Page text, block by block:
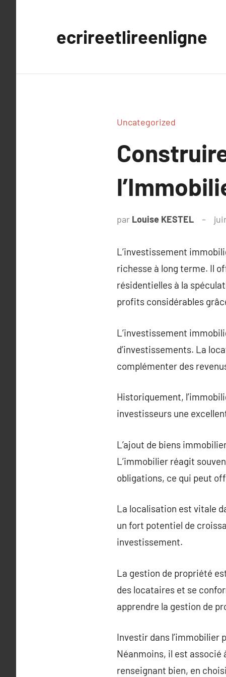
ecrireetlireenligne
Uncategorized
par Louise KESTEL
L’investissement
richesse à long terme. Il
résidentielles à la
profits considérables
L’investissement
d’investissements. La
complémenter des
Historiquement,
investisseurs une
L’ajout de biens
L’immobilier réagit
obligations, ce qui peut
La localisation est vitale
un fort potentiel de
investissement.
La gestion de propriété
des locataires et se
apprendre la gestion de
Investir dans l’immobilier
Néanmoins, il est
renseignant bien, en